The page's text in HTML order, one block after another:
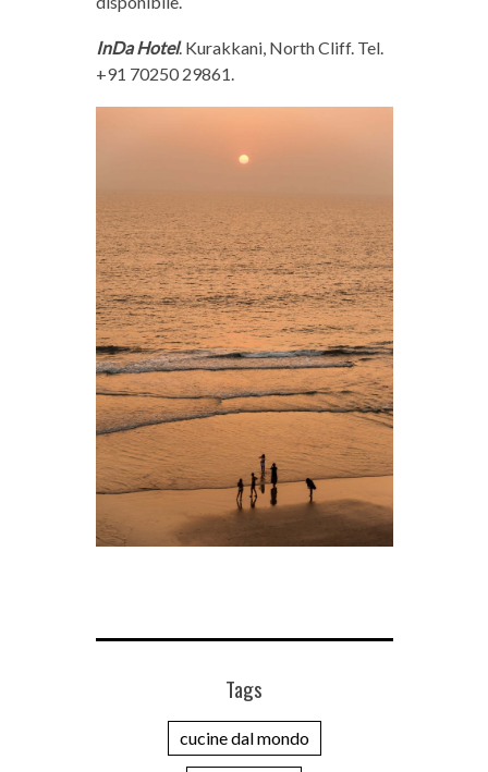
InDa Hotel. Kurakkani, North Cliff. Tel.
+91 70250 29861.
Tags
cucine dal mondo